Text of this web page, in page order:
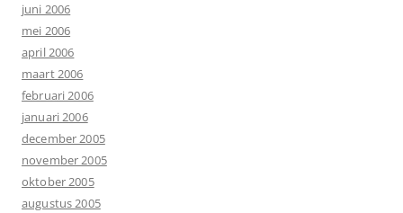
juni 2006
mei 2006
april 2006
maart 2006
februari 2006
januari 2006
december 2005
november 2005
oktober 2005
augustus 2005